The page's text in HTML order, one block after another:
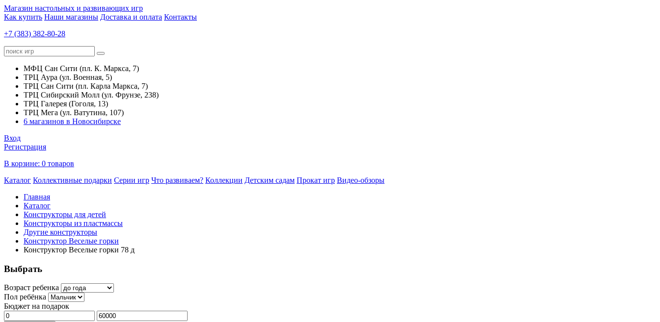
Магазин настольных и развивающих игр
Как купить Наши магазины Доставка и оплата Контакты
+7 (383) 382-80-28
МФЦ Сан Сити (пл. К. Маркса, 7)
ТРЦ Аура (ул. Военная, 5)
ТРЦ Сан Сити (пл. Карла Маркса, 7)
ТРЦ Сибирский Молл (ул. Фрунзе, 238)
ТРЦ Галерея (Гоголя, 13)
ТРЦ Мега (ул. Ватутина, 107)
6 магазинов в Новосибирске
Вход
Регистрация
В корзине: 0 товаров
Каталог Коллективные подарки Серии игр Что развиваем? Коллекции Детским садам Прокат игр Видео-обзоры
Главная
Каталог
Конструкторы для детей
Конструкторы из пластмассы
Другие конструкторы
Конструктор Веселые горки
Конструктор Веселые горки 78 д
Выбрать
Возраст ребенка
Пол ребёнка
Бюджет на подарок